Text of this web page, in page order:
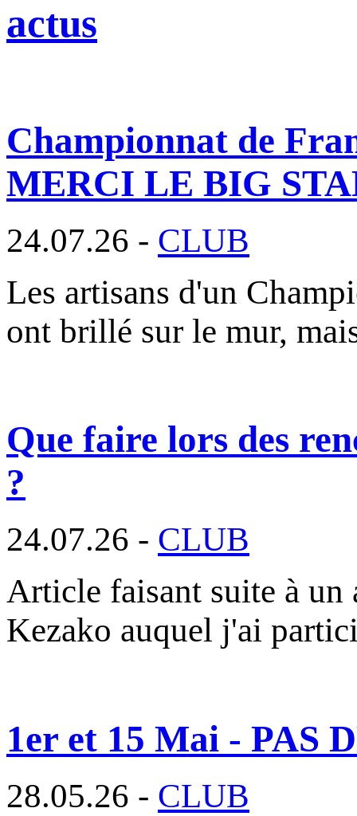
actus
Championnat de
MERCI LE BIG
24.07.26 - CLUB
Les artisans d'un
ont brillé sur le mur,
Que faire lors des
?
24.07.26 - CLUB
Article faisant suite à un
Kezako auquel j'ai
1er et 15 Mai - PAS
28.05.26 - CLUB